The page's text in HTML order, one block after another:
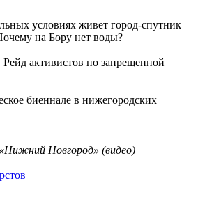
условиях живет город-спутник
на Бору нет воды?
активистов по запрещенной
биеннале в нижегородских
Новгород» (видео)